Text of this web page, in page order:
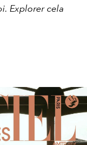
Explorer cela